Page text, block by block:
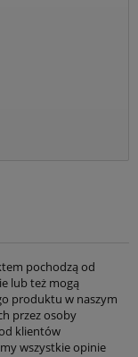
pochodzą od
lub też mogą
produktu w naszym
przez osoby
klientów
wszystkie opinie